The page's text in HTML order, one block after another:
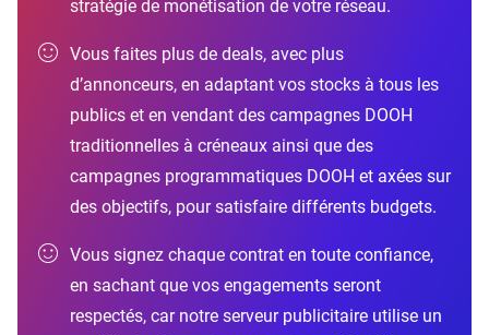
stratégie de monétisation de votre réseau.
Vous faites plus de deals, avec plus
d’annonceurs, en adaptant vos stocks à tous les
publics et en vendant des campagnes DOOH
traditionnelles à créneaux ainsi que des
campagnes programmatiques DOOH et axées sur
des objectifs, pour satisfaire différents budgets.
Vous signez chaque contrat en toute confiance,
en sachant que vos engagements seront
respectés, car notre serveur publicitaire utilise un